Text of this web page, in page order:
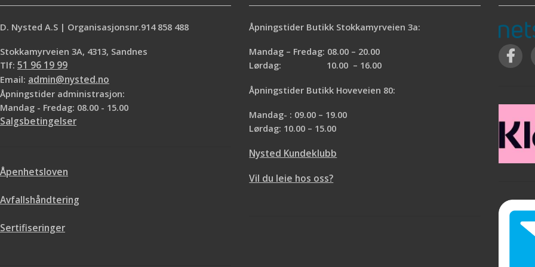
D. Nysted A.S | Organisasjonsnr.914 858 488
Stokkamyrveien 3A, 4313, Sandnes
Tlf: 51 96 19 99
Email: admin@nysted.no
Åpningstider administrasjon:
Mandag - Fredag: 08.00 - 15.00
Salgsbetingelser
Åpenhetsloven
Avfallshåndtering
Sertifiseringer
Åpningstider Butikk Stokkamyrveien 3a:
Mandag – Fredag: 08.00 – 20.00
Lørdag: 10.00 – 16.00
Åpningstider Butikk Hoveveien 80:
Mandag- : 09.00 – 19.00
Lørdag: 10.00 – 15.00
Nysted Kundeklubb
Vil du leie hos oss?